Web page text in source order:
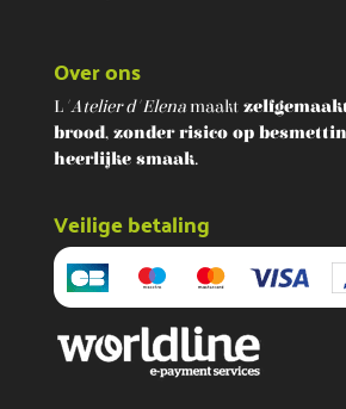
Over ons
L'Atelier d'Elenamaakt
brood, zonder risico op
heerlijke smaak.
Veilige betaling